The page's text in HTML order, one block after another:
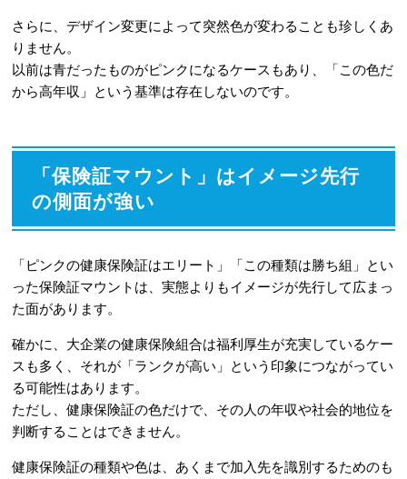
さらに、デザイン変更によって突然色が変わることも珍しくあ
りません。
以前は青だったものがピンクになるケースもあり、「この色だ
から高年収」という基準は存在しないのです。
「保険証マウント」はイメージ先行
の側面が強い
「ピンクの健康保険証はエリート」「この種類は勝ち組」とい
った保険証マウントは、実態よりもイメージが先行して広まっ
た面があります。
確かに、大企業の健康保険組合は福利厚生が充実しているケー
スも多く、それが「ランクが高い」という印象につながってい
る可能性はあります。
ただし、健康保険証の色だけで、その人の年収や社会的地位を
判断することはできません。
健康保険証の種類や色は、あくまで加入先を識別するためのも